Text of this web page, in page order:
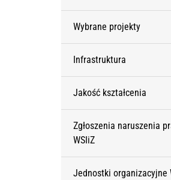
Wybrane projekty
Infrastruktura
Jakość kształcenia
Zgłoszenia naruszenia
WSIiZ
Jednostki organizacyjne